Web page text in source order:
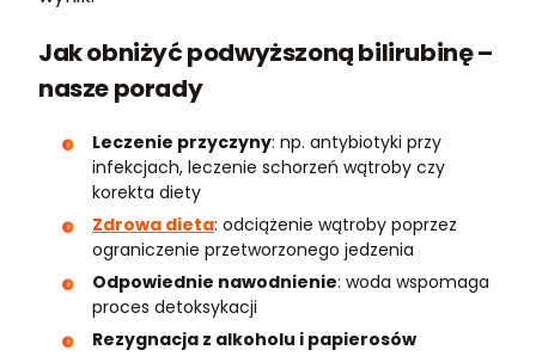
Jak obniżyć podwyższoną bilirubinę –
nasze porady
Leczenie przyczyny: np. antybiotyki przy
infekcjach, leczenie schorzeń wątroby czy
korekta diety
Zdrowa dieta: odciążenie wątroby poprzez
ograniczenie przetworzonego jedzenia
Odpowiednie nawodnienie: woda wspomaga
proces detoksykacji
Rezygnacja z alkoholu i papierosów